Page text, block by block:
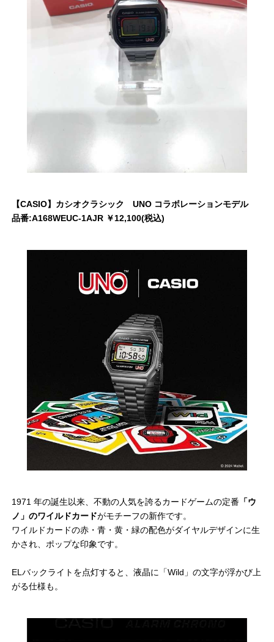
【CASIO】カシオクラシック UNO コラボレーションモデル
品番:A168WEUC-1AJR ￥12,100(税込)
1971 年の誕生以来、不動の人気を誇るカードゲームの定番 「ウ
ノ」のワイルドカードがモチーフの新作です。
ワイルドカードの赤・青・黄・緑の配色がダイヤルデザインに生
かされ、ポップな印象です。
ELバックライトを点灯すると、液晶に「Wild」の文字が浮かび上
がる仕様も。